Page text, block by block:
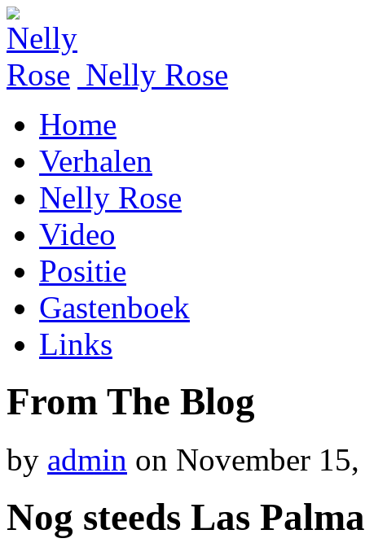
Nelly Rose
Home
Verhalen
Nelly Rose
Video
Positie
Gastenboek
Links
From The Blog
by admin on November
Nog steeds Las